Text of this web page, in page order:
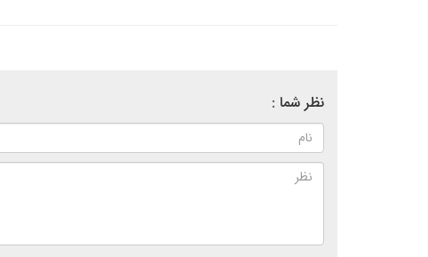
نظر شما :